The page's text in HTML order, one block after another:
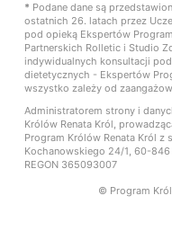
* Podane dane są
ostatnich 26. latach przez
pod opieką Ekspertów
Partnerskich Rolletic i Studio
indywidualnych konsultacji
dietetycznych - Ekspertów
wszystko zależy od
Administratorem strony i
Królów Renata Król,
Program Królów Renata Król z
Kochanowskiego 24/1, 60-846
REGON 365093007
© Program